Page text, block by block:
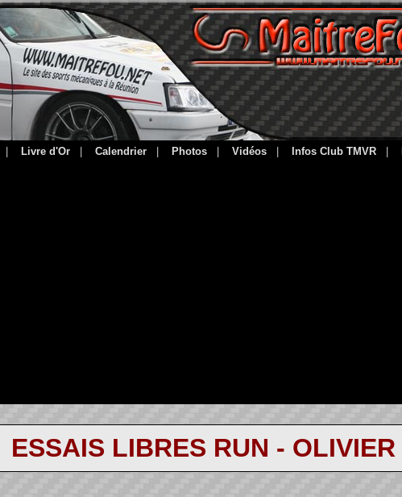
Livre d'Or Calendrier Photos Vidéos Infos Club TMVR
ESSAIS LIBRES RUN - OLIVIER